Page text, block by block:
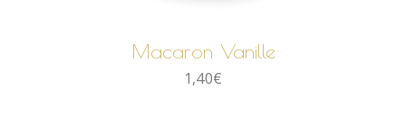
Macaron Vanille
1,40€